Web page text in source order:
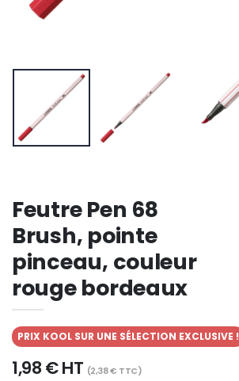
Feutre Pen 68
Brush, pointe
pinceau, couleur
rouge bordeaux
PRIX KOOL SUR UNE SÉLECTION EXCLUSIVE !
1,98 € HT (2,38 € TTC)